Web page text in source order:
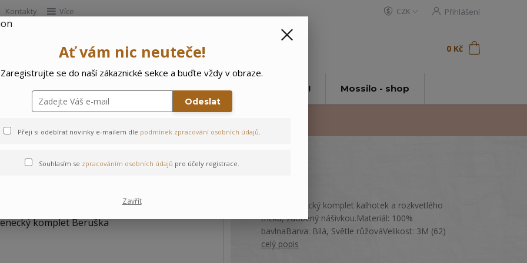
Kontakty Více CZK Přihlášení
0 Kč
Doprodej Ostatní 🌲 Vítejte ve světě Mossilo! Mossilo - shop
Letní kojenecký komplet kalhotek a rozkvetlého
trička, zdobený nášivkou.Materiál: 100%
bavlnaBarva: Bílá, Světle růžováVelikost: 3M (62)
celý popis
Ať vám nic neuteče!
Zaregistrujte se do naší zákaznické sekce a buďte vždy v obraze.
Odeslat
Přeji si odebírat novinky e-mailem dle podmínek zpracování osobních údajů.
Souhlasím se zpracováním osobních údajů pro účely registrace.
Zavřít